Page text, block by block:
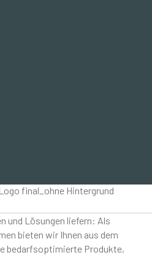
und Lösungen liefern: Als
bieten wir Ihnen aus dem
bedarfsoptimierte Produkte,